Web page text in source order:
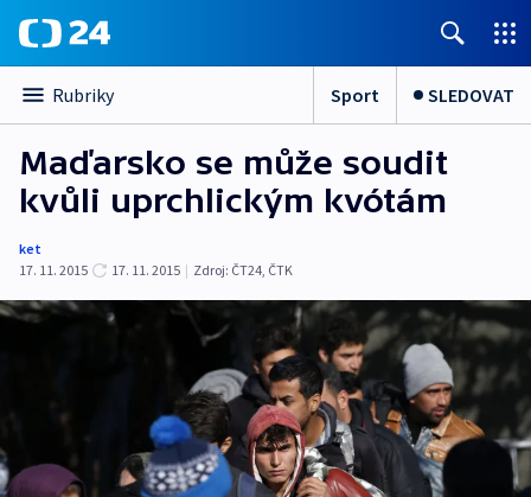
Rubriky Sport SLEDOVAT
Maďarsko se může soudit
kvůli uprchlickým kvótám
ket
17. 11. 2015
17. 11. 2015 | Zdroj: ČT24, ČTK